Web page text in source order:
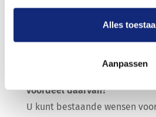
Alles
Aanpassen
hier is de transparante
Meride biedt een
voordeel daarvan?
U kunt bestaande wensen